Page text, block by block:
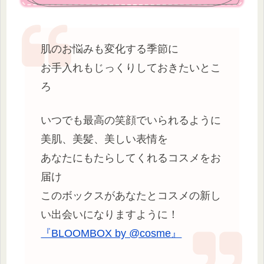
肌のお悩みも変化する季節に
お手入れもじっくりしておきたいとこ
ろ
いつでも最高の笑顔でいられるように
美肌、美髪、美しい表情を
あなたにもたらしてくれるコスメをお
届け
このボックスがあなたとコスメの新し
い出会いになりますように！
『BLOOMBOX by @cosme』